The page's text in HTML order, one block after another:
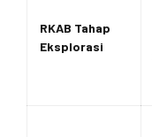
RKAB Tahap
Eksplorasi